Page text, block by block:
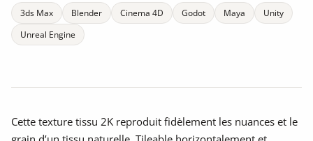
3ds Max Blender Cinema 4D Godot Maya
Unity
Unreal Engine
Cette texture tissu 2K reproduit fidèlement les nuances et le